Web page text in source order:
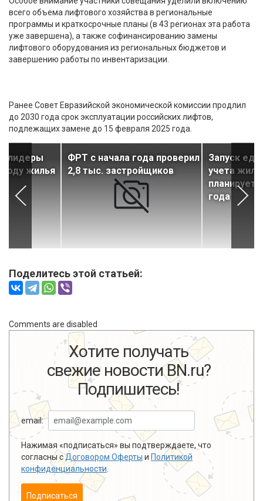
всего объема лифтового хозяйства в региональные
программы и краткосрочные планы (в 43 регионах эта работа
уже завершена), а также софинансированию замены
лифтового оборудования из региональных бюджетов и
завершению работы по инвентаризации.
Ранее Совет Евразийской экономической комиссии продлил
до 2030 года срок эксплуатации российских лифтов,
подлежащих замене до 15 февраля 2025 года.
лидеры
жилья
ФРТ с начала года проверил
2,8 тыс. застройщиков
Запуск
учета
года
Поделитесь этой статьей:
Comments are disabled
Хотите получать
свежие новости BN.ru?
Подпишитесь!
email:
Нажимая «подписаться» вы подтверждаете, что
согласны сДоговором Оферты и Политикой
конфиденциальности
Подписаться